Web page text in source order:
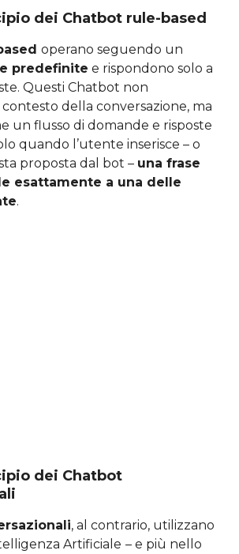
dei Chatbot rule-based
operano seguendo un
predefinite e rispondono solo a
Questi Chatbot non
della conversazione, ma
un flusso di domande e risposte
quando l’utente inserisce – o
proposta dal bot – una frase
esattamente a una delle
.
dei Chatbot
, al contrario, utilizzano
Artificiale – e più nello